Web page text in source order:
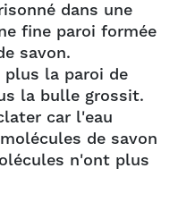
dans une
fine paroi formée
savon.
la paroi de
la bulle grossit.
car l'eau
de savon
n'ont plus